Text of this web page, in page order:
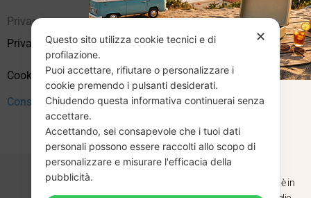
Privacy
Privacy Policy
Cookie Policy (UE)
Consenso
✕
Questo sito utilizza cookie tecnici e di
profilazione.
Puoi accettare, rifiutare o personalizzare i
cookie premendo i pulsanti desiderati.
Chiudendo questa informativa continuerai senza
accettare.
Accettando, sei consapevole che i tuoi dati
personali possono essere raccolti allo scopo di
personalizzare e misurare l'efficacia della
pubblicità.
CHIUSURA
ESTIVA
Dal 29 luglio al 31 agosto venditaviniliusati.it è in